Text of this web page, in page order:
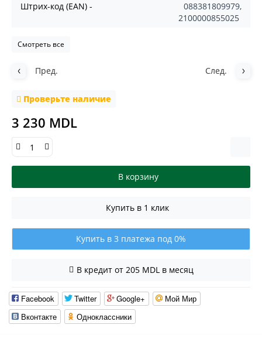
Штрих-код (EAN) -
088381809979,
2100000855025
Смотреть все
Пред. След.
Проверьте наличие
3 230 MDL
В корзину
Купить в 1 клик
Купить в 3 платежа под 0%
В кредит от 205 MDL в месяц
Facebook Twitter Google+
Мой Мир
Вконтакте
Одноклассники